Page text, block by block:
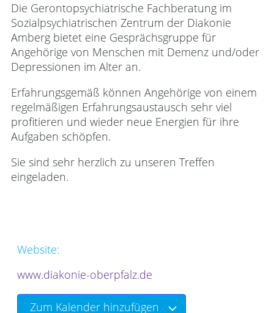
Die Gerontopsychiatrische Fachberatung im
Sozialpsychiatrischen Zentrum der Diakonie
Amberg bietet eine Gesprächsgruppe für
Angehörige von Menschen mit Demenz und/oder
Depressionen im Alter an.
Erfahrungsgemäß können Angehörige von einem
regelmäßigen Erfahrungsaustausch sehr viel
profitieren und wieder neue Energien für ihre
Aufgaben schöpfen.
Sie sind sehr herzlich zu unseren Treffen
eingeladen.
Website:
www.diakonie-oberpfalz.de
Zum Kalender hinzufügen